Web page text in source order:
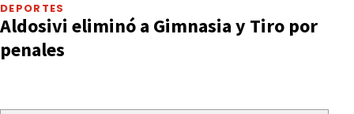
DEPORTES
Aldosivi eliminó a Gimnasia y Tiro por
penales